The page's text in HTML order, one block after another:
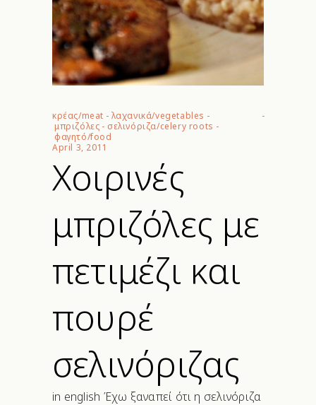
κρέας/meat - λαχανικά/vegetables -
μπριζόλες - σελινόριζα/celery roots -
φαγητό/food
April 3, 2011
Χοιρινές
μπριζόλες με
πετιμέζι και
πουρέ
σελινόριζας
in english Έχω ξαναπεί ότι η σελινόριζα